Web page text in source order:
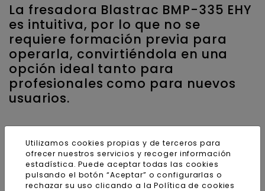
La fresadora Blastrac BMP-335 EHY
es intuitiva, por lo que no se
requiere formación previa para
operarla, convirtiéndola en una
opción ideal tanto para
profesionales como para nuevos
usuarios.
Pedir más información sobre
este producto
Utilizamos cookies propias y de terceros para
ofrecer nuestros servicios y recoger información
estadística. Puede aceptar todas las cookies
pulsando el botón “Aceptar” o configurarlas o
rechazar su uso clicando a laPolítica de cookies